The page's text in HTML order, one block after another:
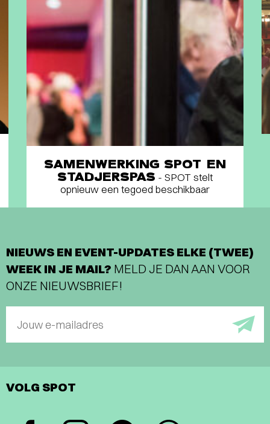
SAMENWERKING SPOT EN
STADJERSPAS - SPOT stelt
opnieuw een tegoed beschikbaar
NIEUWS EN EVENT-UPDATES ELKE (TWEE)
WEEK IN JE MAIL? MELD JE DAN AAN VOOR
ONZE NIEUWSBRIEF!
Jouw e-mailadres
VOLG SPOT